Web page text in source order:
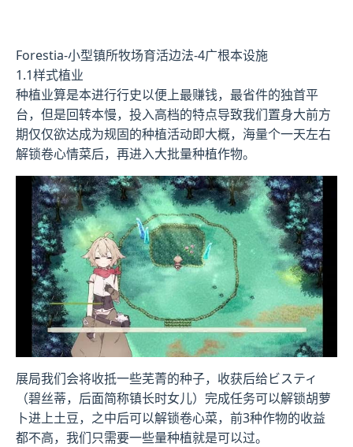
Forestia-小型镇所牧场育活边法-4广根本设施
1.1样式植业
种植业算是本进行行史以便上最赚钱，最省件的独首平
台，但是回转本慢，投入高档的特点导致我们置身大前方
期仅仅欲达成为规固的种植活动即大概，海量个一天左右
解锁卷心情菜后，再进入大批量种植作物。
展局我们会将收抵一些芜菁的种子，收获后给ビスティ
（碧丝蒂，后面简称镇长时女儿）完成任务可以解锁胡萝
卜进上土豆，之中后可以解锁卷心菜，前3种作物的收益
都不高，我们只需要一些量种植就是可以过。